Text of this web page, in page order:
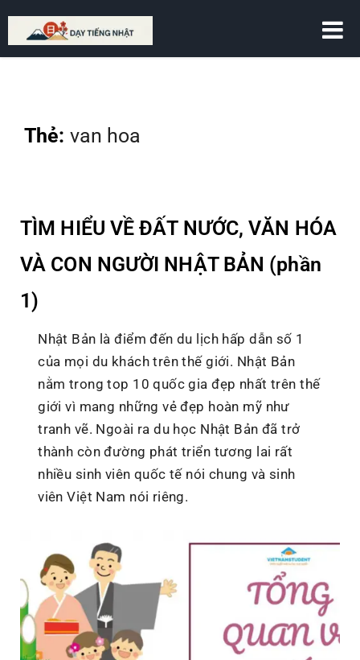
Thẻ: van hoa
TÌM HIỂU VỀ ĐẤT NƯỚC, VĂN HÓA
VÀ CON NGƯỜI NHẬT BẢN (phần
1)
Nhật Bản là điểm đến du lịch hấp dẫn số 1
của mọi du khách trên thế giới. Nhật Bản
nằm trong top 10 quốc gia đẹp nhất trên thế
giới vì mang những vẻ đẹp hoàn mỹ như
tranh vẽ. Ngoài ra du học Nhật Bản đã trở
thành còn đường phát triển tương lai rất
nhiều sinh viên quốc tế nói chung và sinh
viên Việt Nam nói riêng.